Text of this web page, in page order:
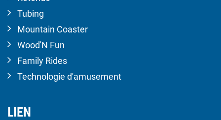
Tubing
Mountain Coaster
Wood'N Fun
Family Rides
Technologie d'amusement
LIEN